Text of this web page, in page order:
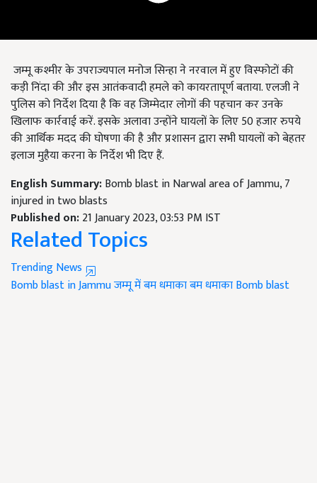
जम्मू कश्मीर के उपराज्यपाल मनोज सिन्हा ने नरवाल में हुए विस्फोटों की
कड़ी निंदा की और इस आतंकवादी हमले को कायरतापूर्ण बताया. एलजी ने
पुलिस को निर्देश दिया है कि वह जिम्मेदार लोगों की पहचान कर उनके
खिलाफ कार्रवाई करें. इसके अलावा उन्होंने घायलों के लिए 50 हजार रुपये
की आर्थिक मदद की घोषणा की है और प्रशासन द्वारा सभी घायलों को बेहतर
इलाज मुहैया करना के निर्देश भी दिए हैं.
English Summary:Bomb blast in Narwal area of Jammu, 7
injured in two blasts
Published on:21 January 2023, 03:53 PM IST
Related Topics
Trending News
Bomb blast in Jammuजम्मू में बम धमाकाबम धमाकाBomb blast